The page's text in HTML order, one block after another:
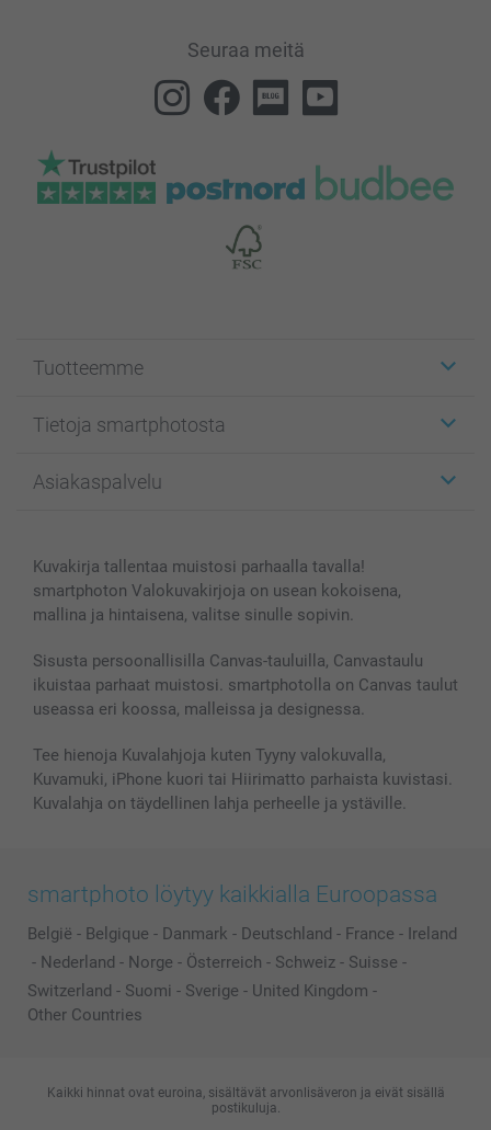
Seuraa meitä
Tuotteemme
Kuvakortit
Kuvakirjat
Kännykkä & Tabletti
MyNameBook
Valokuvakehykset & Lisätarvikkeet
Lahjakortti
Kaikki kuvatuotteet
Tietoja smartphotosta
Affiliate ohjelma
Sivukartta
Ehdot/takuut
Asiakaspalvelu
smartbonus
Hinnat & maksutavat
Kuvakirja tallentaa muistosi parhaalla tavalla!
smartphoton Valokuvakirjoja on usean kokoisena,
mallina ja hintaisena, valitse sinulle sopivin.
Sisusta persoonallisilla Canvas-tauluilla, Canvastaulu
ikuistaa parhaat muistosi. smartphotolla on Canvas taulut
useassa eri koossa, malleissa ja designessa.
Tee hienoja Kuvalahjoja kuten Tyyny valokuvalla,
Kuvamuki, iPhone kuori tai Hiirimatto parhaista kuvistasi.
Kuvalahja on täydellinen lahja perheelle ja ystäville.
smartphoto löytyy kaikkialla Euroopassa
België - Belgique - Danmark - Deutschland - France - Ireland
- Nederland - Norge - Österreich - Schweiz - Suisse -
Switzerland - Suomi - Sverige - United Kingdom -
Other Countries
Kaikki hinnat ovat euroina, sisältävät arvonlisäveron ja eivät sisällä
postikuluja.